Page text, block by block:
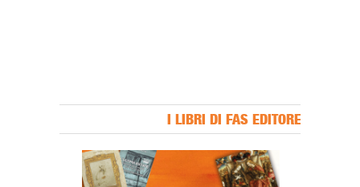
I LIBRI DI FAS EDITORE